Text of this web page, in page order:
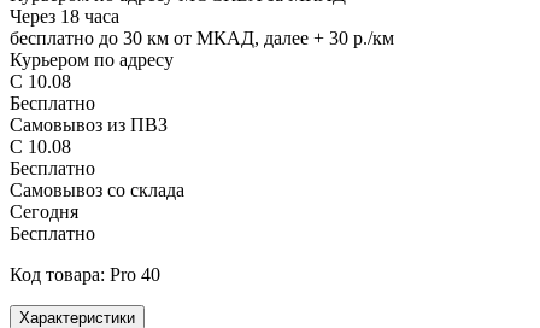
Через 18 часа
бесплатно до 30 км от МКАД, далее + 30 р./км
Курьером по адресу
С 10.08
Бесплатно
Самовывоз из ПВЗ
С 10.08
Бесплатно
Самовывоз со склада
Сегодня
Бесплатно
Код товара: Pro 40
Характеристики